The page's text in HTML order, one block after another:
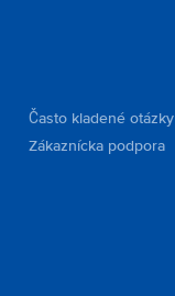
Často kladené otázky
Zákaznícka podpora